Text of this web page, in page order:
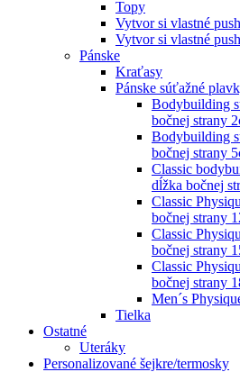
Topy
Vytvor si vlastné
Vytvor si vlastné
Pánske
Kraťasy
Pánske súťažné
Bodybuilding
bočnej strany
Bodybuilding
bočnej strany
Classic
dĺžka bočnej
Classic
bočnej strany
Classic
bočnej strany
Classic
bočnej strany
Men´s
Tielka
Ostatné
Uteráky
Personalizované šejkre/termosky